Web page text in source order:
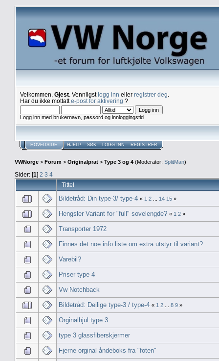
Velkommen, Gjest . Vennligstlogg inn eller registrer deg
Har du ikke mottatte-post for aktivering ?
Logg inn med brukernavn, passord og innloggingstid
HOVEDSIDE HJELP SØK LOGG INN REGISTRER
VWNorge > Forum > Originalprat > Type 3 og 4 (Moderator: SplitMan)
Sider: [1] 2 3 4
Tittel
Bildetråd: Din type-3/ type-4 « 1 2 14 15 »
Hengsler Variant for "full" sovelengde? « 1 2 »
Transporter 1972
Finnes det noe info liste om extra utstyr til variant?
Varebil?
Priser type 4
Vw Notchback
Bildetråd: Deilige type-3 / type-4 « 1 2 8 9 »
Orginalhjul type 3
type 3 glassfiberskjermer
Fjerne orginal åndeboks fra "foten"